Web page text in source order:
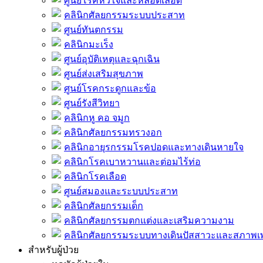
คลินิกศัลยกรรมระบบประสาท
ศูนย์ทันตกรรม
คลินิกมะเร็ง
ศูนย์อุบัติเหตุและฉุกเฉิน
ศูนย์ส่งเสริมสุขภาพ
ศูนย์โรคกระดูกและข้อ
ศูนย์รังสีวิทยา
คลินิกหู คอ จมูก
คลินิกศัลยกรรมทรวงอก
คลินิกอายุรกรรมโรคปอดและทางเดินหายใจ
คลินิกโรคเบาหวานและต่อมไร้ท่อ
คลินิกโรคเลือด
ศูนย์สมองและระบบประสาท
คลินิกศัลยกรรมเด็ก
คลินิกศัลยกรรมตกแต่งและเสริมความงาม
คลินิกศัลยกรรมระบบทางเดินปัสสาวะและสภาพเ
สำหรับผู้ป่วย